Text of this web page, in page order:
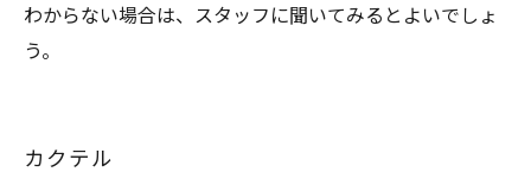
わからない場合は、スタッフに聞いてみるとよいでしょ
う。
カクテル